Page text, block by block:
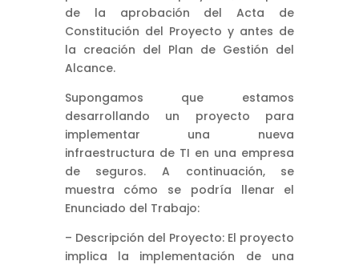
de la aprobación del Acta de
Constitución del Proyecto y antes de
la creación del Plan de Gestión del
Alcance.
Supongamos que estamos
desarrollando un proyecto para
implementar una nueva
infraestructura de TI en una empresa
de seguros. A continuación, se
muestra cómo se podría llenar el
Enunciado del Trabajo:
– Descripción del Proyecto: El proyecto
implica la implementación de una